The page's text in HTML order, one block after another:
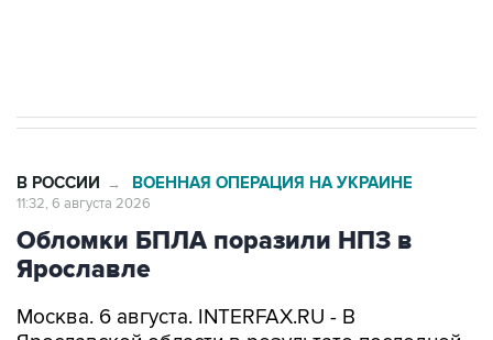
В РОССИИ → ВОЕННАЯ ОПЕРАЦИЯ НА УКРАИНЕ
11:32, 6 августа 2026
Обломки БПЛА поразили НПЗ в
Ярославле
Москва. 6 августа. INTERFAX.RU - В